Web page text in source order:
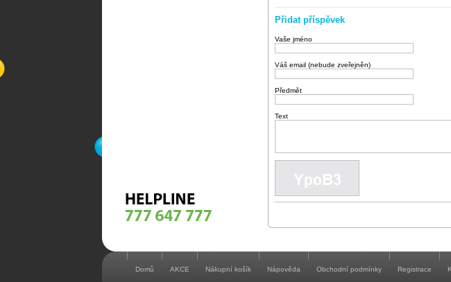
Přidat příspěvek
Vaše jméno
Váš email (nebude zveřejněn)
Předmět
Text
Domů AKCE Nákupní košík Nápověda Obchodní podmínky Registrace